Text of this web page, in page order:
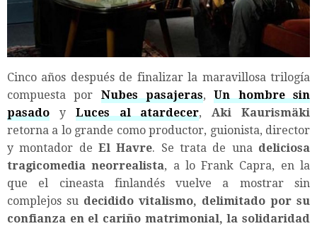
Cinco años después de finalizar la maravillosa trilogía
compuesta por Nubes pasajeras,Un hombre sin
pasado y Luces al atardecer,Aki Kaurismäki
retorna a lo grande como productor, guionista, director
y montador de El Havre. Se trata de una deliciosa
tragicomedia neorrealista, a lo Frank Capra, en la
que el cineasta finlandés vuelve a mostrar sin
complejos su decidido vitalismo, delimitado por su
confianza en el cariño matrimonial, la solidaridad